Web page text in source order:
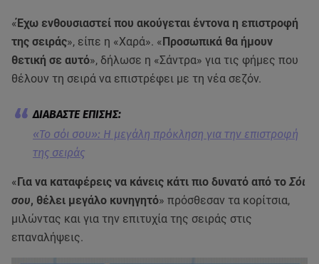
«Έχω ενθουσιαστεί που ακούγεται έντονα η επιστροφή
της σειράς», είπε η «Χαρά». «Προσωπικά θα ήμουν
θετική σε αυτό», δήλωσε η «Σάντρα» για τις φήμες που
θέλουν τη σειρά να επιστρέφει με τη νέα σεζόν.
«Το σόι σου»: Η μεγάλη πρόκληση για την επιστροφή
της σειράς
«Για να καταφέρεις να κάνεις κάτι πιο δυνατό από το Σόι
σου, θέλει μεγάλο κυνηγητό» πρόσθεσαν τα κορίτσια,
μιλώντας και για την επιτυχία της σειράς στις
επαναλήψεις.